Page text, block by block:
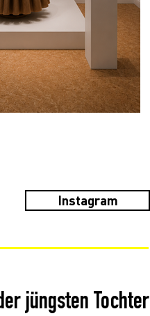
Instagram
jüngsten Tochter